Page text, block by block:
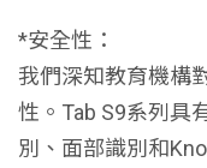
*安全性：
我們深知教育機構
性。Tab S9系列具
別、面部識別和